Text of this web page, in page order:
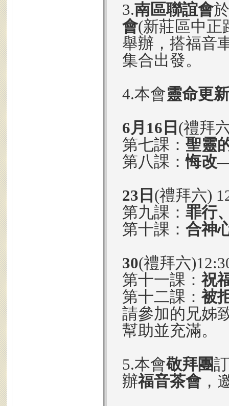
3.南區聯誼會於
會(新莊區中正
舉辦，搭福音
集合出發。
4.本會靈命更
6月16日 (禮拜
第七課： 聖靈
第八課：悔改
23日 (禮拜六)
第九課： 罪行
第十課： 合神
30(禮拜六
第十一課：祝
第十二課：被
請參加的兄姊
幫助並充滿。
5.本會敬拜團
辦福音茶會，